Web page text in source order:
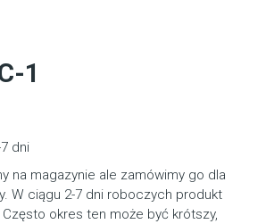
1
dni
na magazynie ale zamówimy go dla
W ciągu 2-7 dni roboczych produkt
Często okres ten może być krótszy,